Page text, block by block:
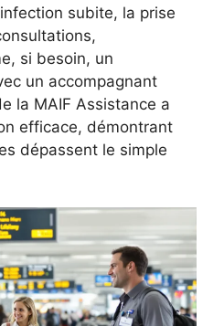
subite, la prise
si besoin, un
un accompagnant
la MAIF Assistance a
efficace, démontrant
dépassent le simple